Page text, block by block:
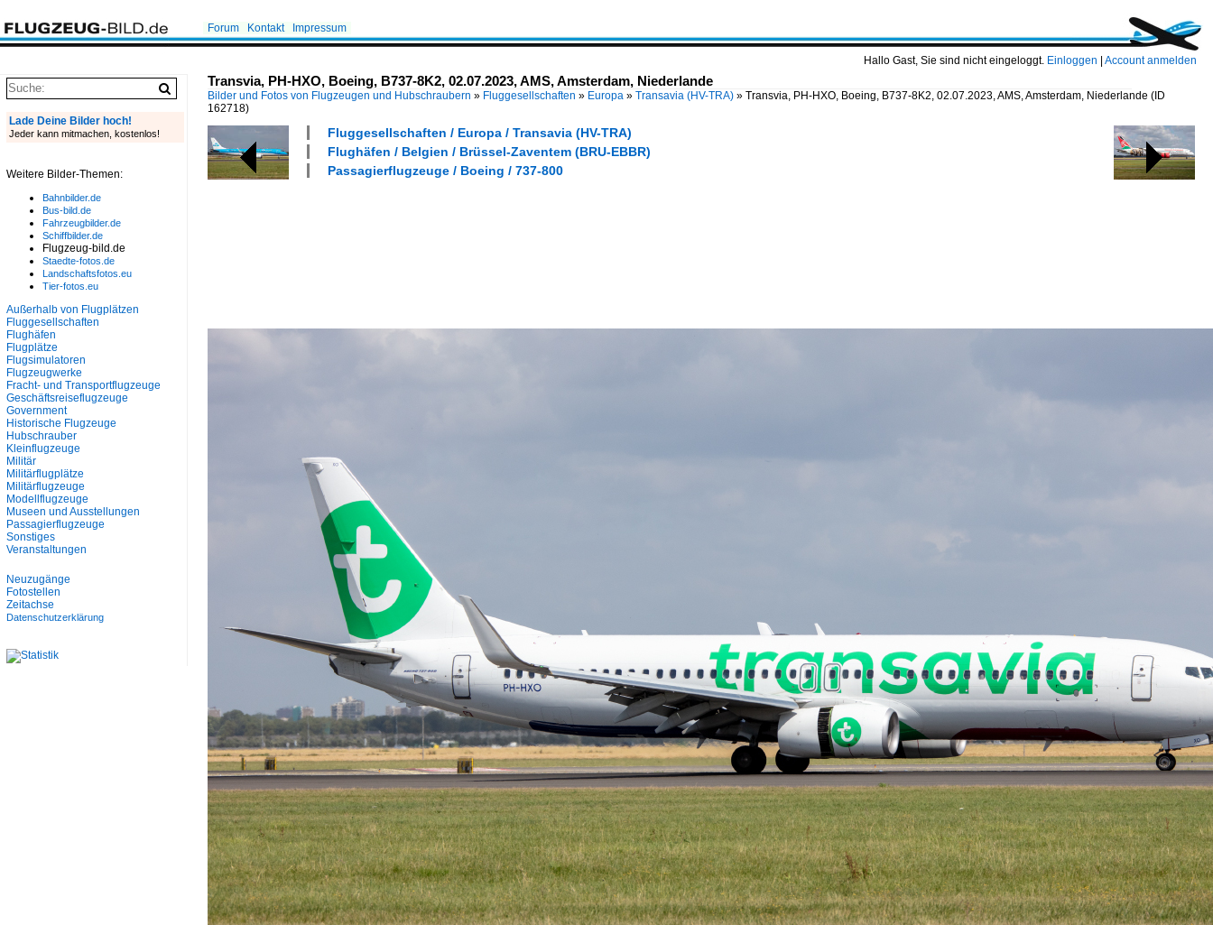
Hallo Gast, Sie sind nicht eingeloggt. Einloggen Account anmelden
Forum Kontakt Impressum
Transvia, PH-HXO, Boeing, B737-8K2, 02.07.2023, AMS, Amsterdam, Niederlande
Bilder und Fotos von Flugzeugen und Hubschraubern » Fluggesellschaften » Europa » Transavia (HV-TRA) » Transvia, PH-HXO, Boeing, B737-8K2, 02.07.2023, AMS, Amsterdam, Niederlande (ID
162718)
Fluggesellschaften / Europa / Transavia (HV-TRA)
Flughäfen / Belgien / Brüssel-Zaventem (BRU-EBBR)
Passagierflugzeuge / Boeing / 737-800
Lade Deine Bilder hoch!
Jeder kann mitmachen, kostenlos!
Weitere Bilder-Themen:
Bahnbilder.de
Bus-bild.de
Fahrzeugbilder.de
Schiffbilder.de
Flugzeug-bild.de
Staedte-fotos.de
Landschaftsfotos.eu
Tier-fotos.eu
Außerhalb von Flugplätzen
Fluggesellschaften
Flughäfen
Flugplätze
Flugsimulatoren
Flugzeugwerke
Fracht- und Transportflugzeuge
Geschäftsreiseflugzeuge
Government
Historische Flugzeuge
Hubschrauber
Kleinflugzeuge
Militär
Militärflugplätze
Militärflugzeuge
Modellflugzeuge
Museen und Ausstellungen
Passagierflugzeuge
Sonstiges
Veranstaltungen
Neuzugänge
Fotostellen
Zeitachse
Datenschutzerklärung